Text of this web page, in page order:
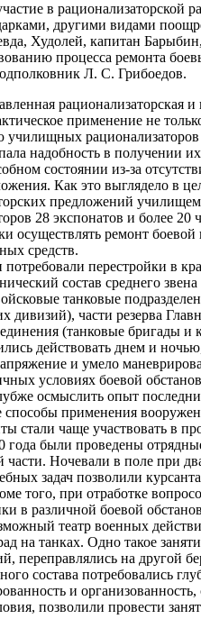
в рационализаторской
другими видами
Худолей, капитан
процесса ремонта
Л. С. Грибоедов.
рационализаторская
применение не
надобность в получении
состоянии из-за
Как это выглядело в
предложений
28 экспонатов и более
осуществлять ремонт
средств.
потребовали перестройки в
состав среднего
танковые
дивизий), части резерва
(танковые бригады и
действовать днем и
и умело
условиях боевой
осмыслить опыт
применения
стали чаще участвовать в
года были проведены
части. Ночевали в поле при
задач позволили
того, при отработке
в различной боевой
театр военных
на танках. Одно такое
переправлялись на другой
состава потребовались
и
позволили провести